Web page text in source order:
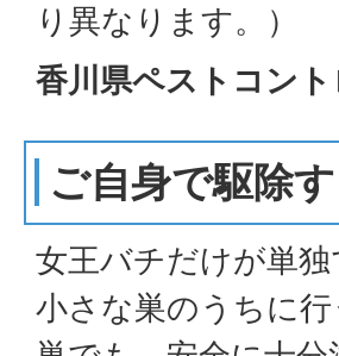
り異なります。）
香川県ペストコン
ご自身で駆除
女王バチだけが単
小さな巣のうちに